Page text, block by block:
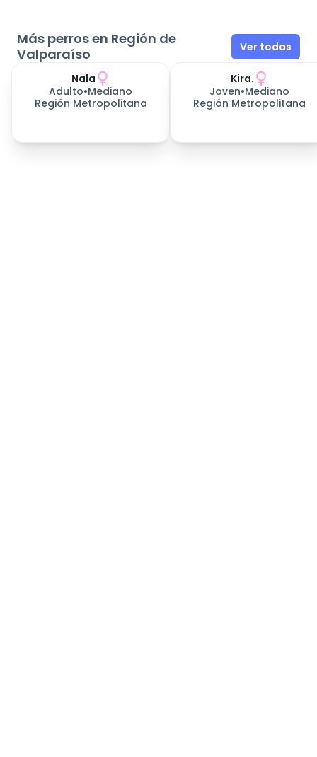
Más perros en Región de
Valparaíso
Ver todas
Nala
Adulto•Mediano
Región Metropolitana
Kira.
Joven•Mediano
Región Metropolitana